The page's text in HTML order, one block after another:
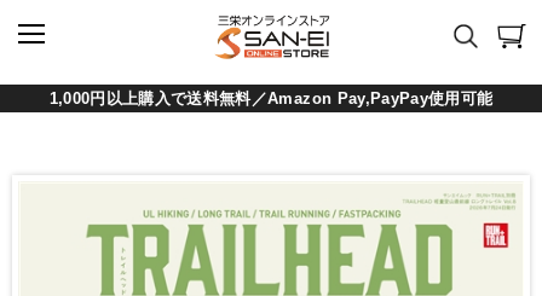
1,000円以上購入で送料無料／Amazon Pay,PayPay使用可能